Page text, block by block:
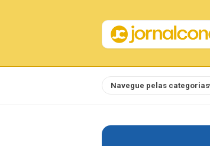
Navegue pelas categorias